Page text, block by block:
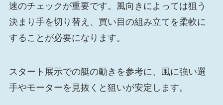
速のチェックが重要です。風向きによっては狙う
決まり手を切り替え、買い目の組み立てを柔軟に
することが必要になります。
スタート展示での艇の動きを参考に、風に強い選
手やモーターを見抜くと狙いが安定します。